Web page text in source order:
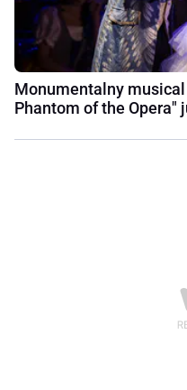
Monumentalny
Phantom of the Opera"